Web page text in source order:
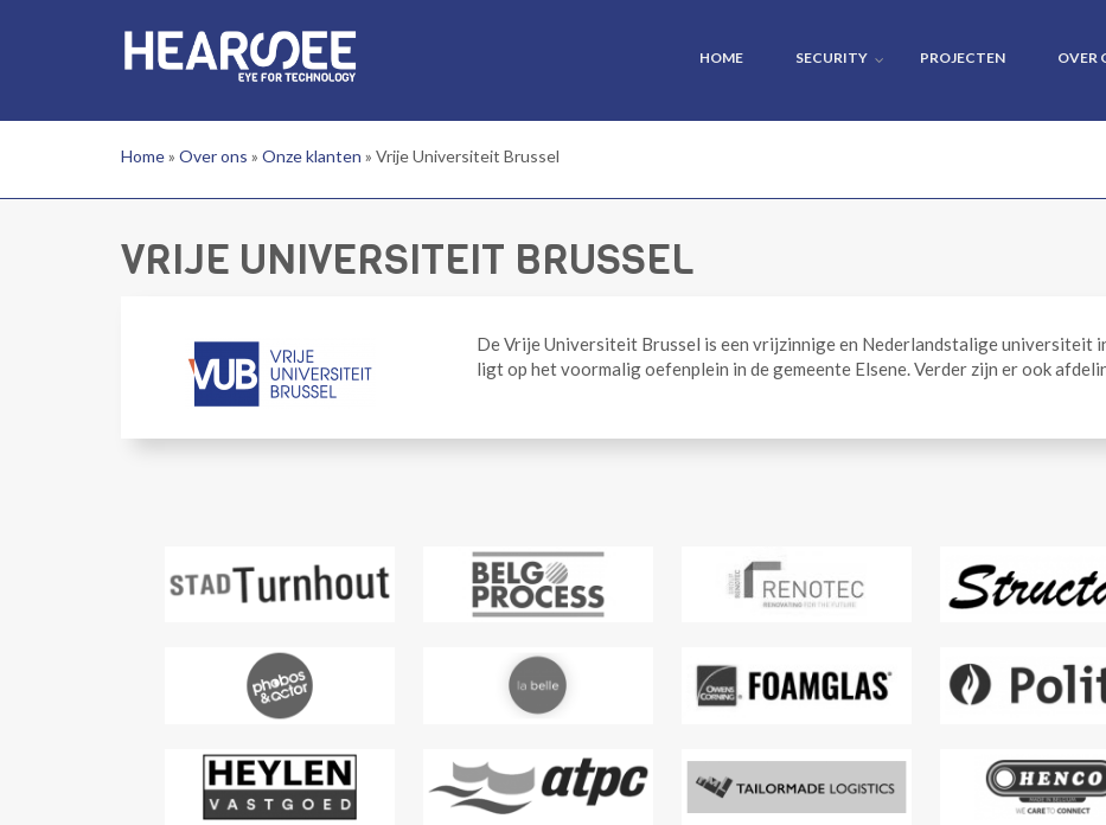
HOME SECURITY PROJECTEN OVER
Home» Over ons » Onze klanten » Vrije Universiteit Brussel
VRIJE UNIVERSITEIT BRUSSEL
De Vrije Universiteit Brussel is een vrijzinnige en Nederlandstalige universiteit
ligt op het voormalig oefenplein in de gemeente Elsene. Verder zijn er ook